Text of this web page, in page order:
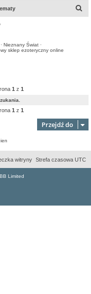
Nieznany Świat·
sklep ezoteryczny online
1 z 1
1 z 1
Przejdź do
Strefa czasowa UTC
witryny
Limited